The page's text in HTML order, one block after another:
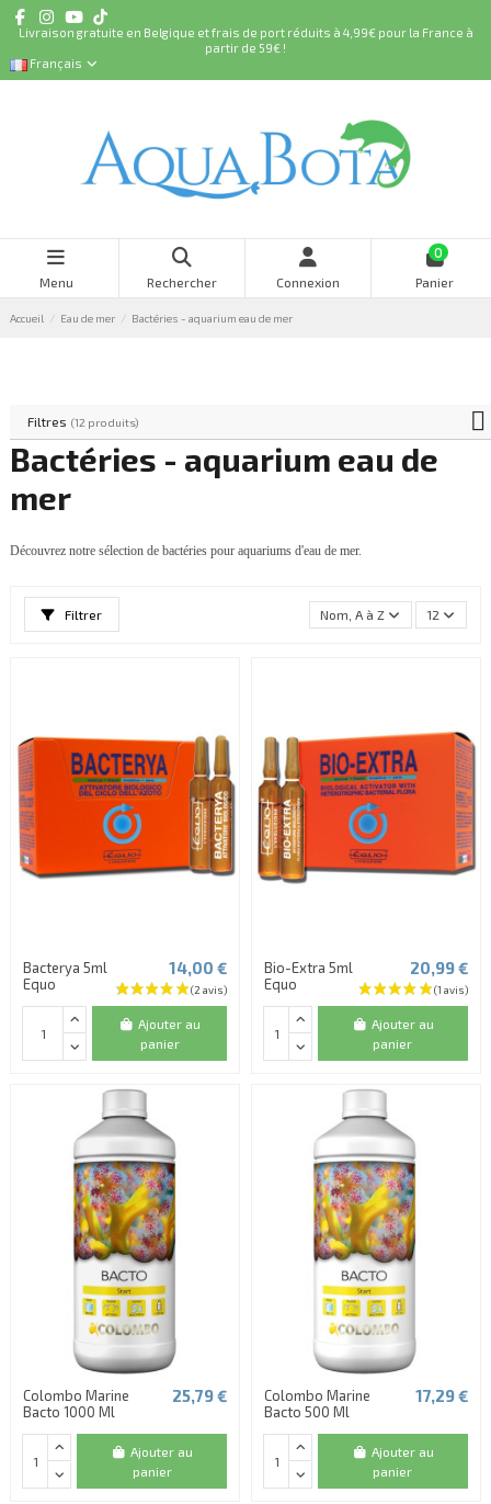
Livraison gratuite en Belgique et frais de port réduits à 4,99€ pour la France à
partir de 59€ !
Français
Menu Rechercher Connexion
0
Panier
Accueil Eau de mer Bactéries - aquarium eau de mer
Bactéries - aquarium eau de
mer
Découvrez notre sélection de bactéries pour aquariums d'eau de mer.
Filtrer Nom, A à Z 12
Bacterya 5ml
Equo
14,00 €
Ajouter au
panier
Bio-Extra 5ml
Equo
20,99 €
Ajouter au
panier
Colombo Marine
Bacto 1000 Ml
25,79 €
Ajouter au
panier
Colombo Marine
Bacto 500 Ml
17,29 €
Ajouter au
panier
Filtres (12 produits)